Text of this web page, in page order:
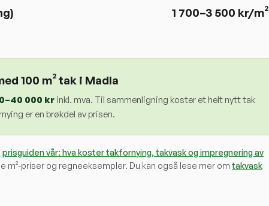
1 700–3 500 kr/m²
100 m² tak i Madla
–40 000 kr inkl. mva. Til sammenligning koster et helt nytt tak
er en brøkdel av prisen.
prisguiden vår: hva koster takfornying, takvask og impregnering av
m²-priser og regneeksempler. Du kan også lese mer om takvask